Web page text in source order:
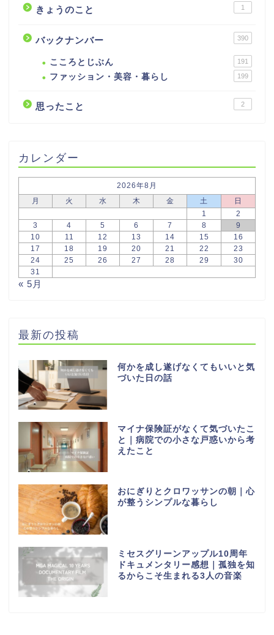
きょうのこと 1
バックナンバー 390
こころとじぶん 191
ファッション・美容・暮らし 199
思ったこと 2
カレンダー
2026年8月
月
火 水 木 金 土
日
1
2
3
4 5 6 7 8
9
10
11 12 13 14 15
16
17
18 19 20 21 22
23
24
25 26 27 28 29
30
31
« 5月
最新の投稿
何かを成し遂げなくてもいいと気
づいた日の話
マイナ保険証がなくて気づいたこ
と｜病院での小さな戸惑いから考
えたこと
おにぎりとクロワッサンの朝｜心
が整うシンプルな暮らし
ミセスグリーンアップル10周年
ドキュメンタリー感想｜孤独を知
るからこそ生まれる3人の音楽